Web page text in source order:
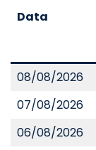
Data
08/08/2026
07/08/2026
06/08/2026